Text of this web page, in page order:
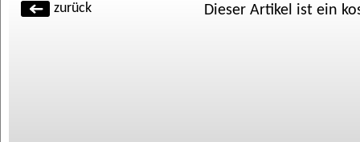
zurück Dieser Artikel ist ein